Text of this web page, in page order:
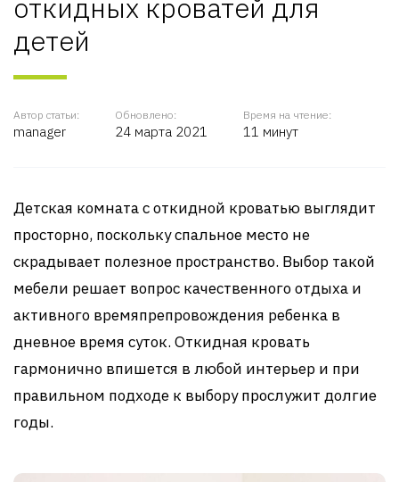
откидных кроватей для
детей
Автор статьи:
manager
Обновлено:
24 марта 2021
Время на чтение:
11 минут
Детская комната с откидной кроватью выглядит
просторно, поскольку спальное место не
скрадывает полезное пространство. Выбор такой
мебели решает вопрос качественного отдыха и
активного времяпрепровождения ребенка в
дневное время суток. Откидная кровать
гармонично впишется в любой интерьер и при
правильном подходе к выбору прослужит долгие
годы.